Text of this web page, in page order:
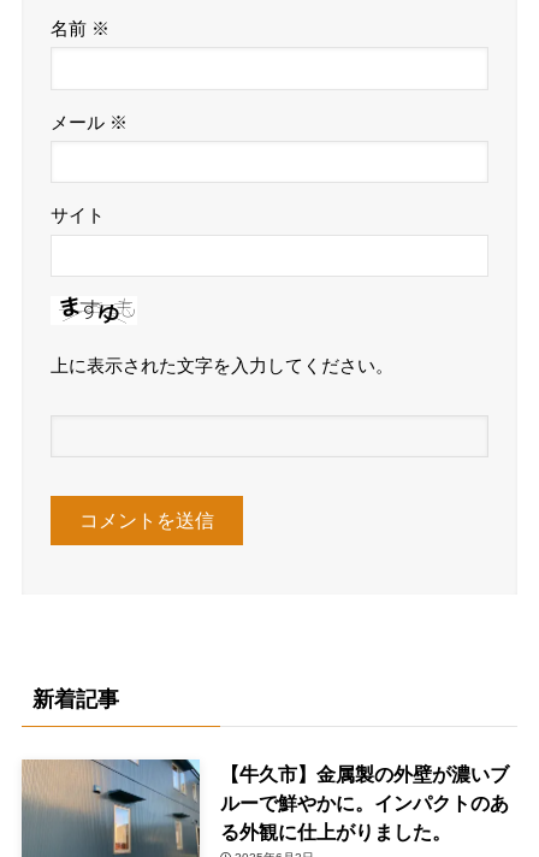
名前 ※
メール ※
サイト
上に表示された文字を入力してください。
新着記事
【牛久市】金属製の外壁が濃いブ
ルーで鮮やかに。インパクトのあ
る外観に仕上がりました。